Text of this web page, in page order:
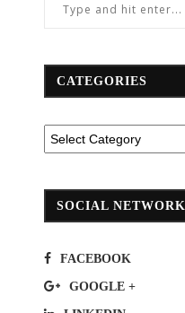
CATEGORIES
SOCIAL
FACEBOOK
GOOGLE +